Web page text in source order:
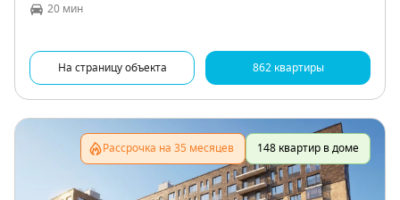
20 мин
На страницу объекта 862 квартиры
Рассрочка на 35 месяцев 148 квартир в доме